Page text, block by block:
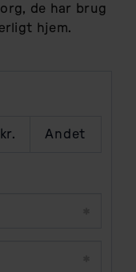
de har brug
hjem.